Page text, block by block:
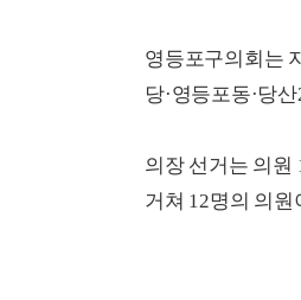
영등포구의회는
당·영등포동·당
의장 선거는 의원
거쳐 12명의 의